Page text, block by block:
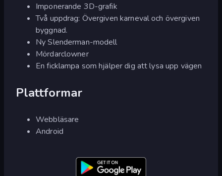
Imponerande 3D-grafik
Två uppdrag: Övergiven karneval och övergiven
byggnad.
Ny Slenderman-modell
Mördarclowner
En ficklampa som hjälper dig att lysa upp vägen
Plattformar
Webbläsare
Android